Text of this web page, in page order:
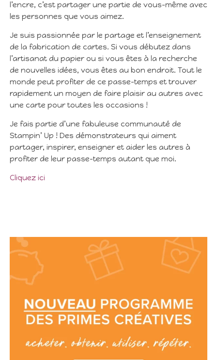
l’encre, c’est partager une partie de vous-même avec
les personnes que vous aimez.
Je suis passionnée par le partage et l’enseignement
de la fabrication de cartes. Si vous débutez dans
l’artisanat du papier ou si vous êtes à la recherche
de nouvelles idées, vous êtes au bon endroit. Tout le
monde peut profiter de ce passe-temps et trouver
rapidement un moyen de faire plaisir au autres avec
une carte pour toutes les occasions !
Je fais partie d’une fabuleuse communauté de
Stampin’ Up ! Des démonstrateurs qui aiment
partager, inspirer, enseigner et aider les autres à
profiter de leur passe-temps autant que moi.
Cliquez ici